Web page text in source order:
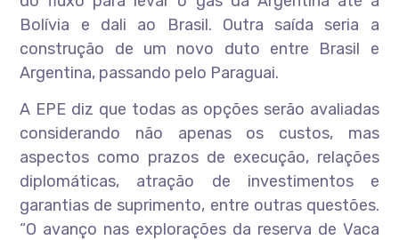
Bolívia e dali ao Brasil. Outra saída seria a
construção de um novo duto entre Brasil e
Argentina, passando pelo Paraguai.
A EPE diz que todas as opções serão avaliadas
considerando não apenas os custos, mas
aspectos como prazos de execução, relações
diplomáticas, atração de investimentos e
garantias de suprimento, entre outras questões.
“O avanço nas explorações da reserva de Vaca